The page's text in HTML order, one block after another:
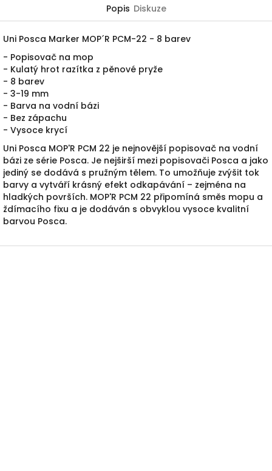
Popis Diskuze
Uni Posca Marker MOP´R PCM-22 - 8 barev
- Popisovač na mop
- Kulatý hrot razítka z pěnové pryže
- 8 barev
- 3-19 mm
- Barva na vodní bázi
- Bez zápachu
- Vysoce krycí
Uni Posca MOP'R PCM 22 je nejnovější popisovač na vodní
bázi ze série Posca. Je nejširší mezi popisovači Posca a jako
jediný se dodává s pružným tělem. To umožňuje zvýšit tok
barvy a vytváří krásný efekt odkapávání – zejména na
hladkých površích. MOP'R PCM 22 připomíná směs mopu a
ždímacího fixu a je dodáván s obvyklou vysoce kvalitní
barvou Posca.